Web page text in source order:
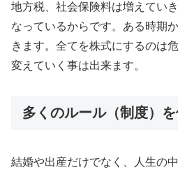
地方税、社会保険料は増えてい
なっているからです。ある時期
きます。全てを株式にするのは
変えていく事は出来ます。
多くのルール（制度）
結婚や出産だけでなく、人生の